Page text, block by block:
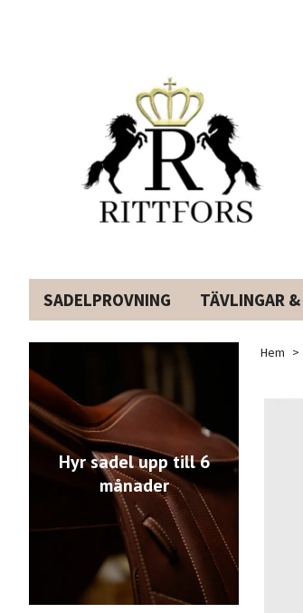
SADELPROVNING TÄVLINGAR
Hyr sadel upp till 6
månader
Hem